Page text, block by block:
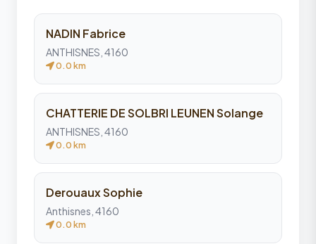
NADIN Fabrice
ANTHISNES, 4160
0.0 km
CHATTERIE DE SOLBRI LEUNEN Solange
ANTHISNES, 4160
0.0 km
Derouaux Sophie
Anthisnes, 4160
0.0 km